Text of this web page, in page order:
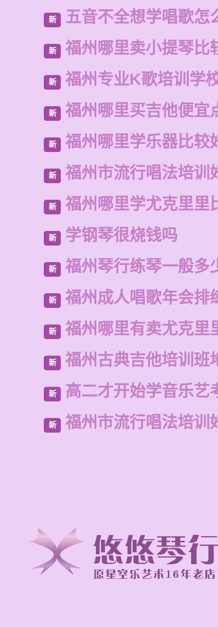
新 五音不全想学唱歌怎
新 福州哪里卖小提琴比
新 福州专业K歌培训学
新 福州哪里买吉他便宜
新 福州哪里学乐器比较
新 福州市流行唱法培训
新 福州哪里学尤克里里
新 学钢琴很烧钱吗
新 福州琴行练琴一般多
新 福州成人唱歌年会排
新 福州哪里有卖尤克里
新 福州古典吉他培训班
新 高二才开始学音乐艺
新 福州市流行唱法培训